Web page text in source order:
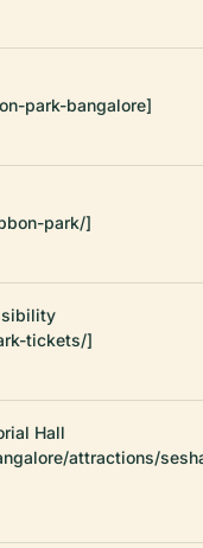
park-bangalore]
park/]
tickets/]
Hall
attractions/